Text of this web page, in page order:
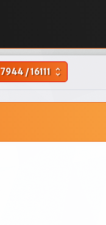
7944/16111 unfold_more